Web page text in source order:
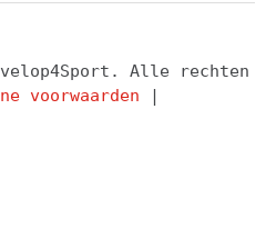
Alle rechten
voorwaarden